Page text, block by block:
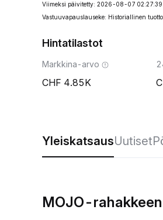
Viimeksi päivitetty: 2026-08-07 02:27:39
Vastuuvapauslauseke: Historiallinen
Hintatilastot
Markkina-arvo
4.85K
YleiskatsausUutiset
MOJO-